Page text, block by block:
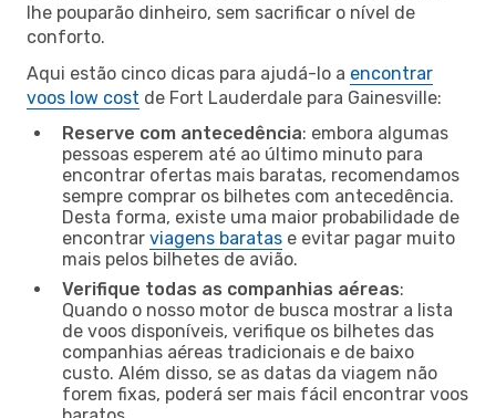
lhe pouparão dinheiro, sem sacrificar o nível de
conforto.
Aqui estão cinco dicas para ajudá-lo a encontrar
voos low cost de Fort Lauderdale para Gainesville:
Reserve com antecedência: embora algumas
pessoas esperem até ao último minuto para
encontrar ofertas mais baratas, recomendamos
sempre comprar os bilhetes com antecedência.
Desta forma, existe uma maior probabilidade de
encontrar viagens baratas e evitar pagar muito
mais pelos bilhetes de avião.
Verifique todas as companhias aéreas:
Quando o nosso motor de busca mostrar a lista
de voos disponíveis, verifique os bilhetes das
companhias aéreas tradicionais e de baixo
custo. Além disso, se as datas da viagem não
forem fixas, poderá ser mais fácil encontrar voos